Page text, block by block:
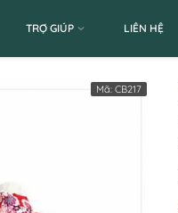
TRỢ GIÚP LIÊN HỆ
Mã: CB217